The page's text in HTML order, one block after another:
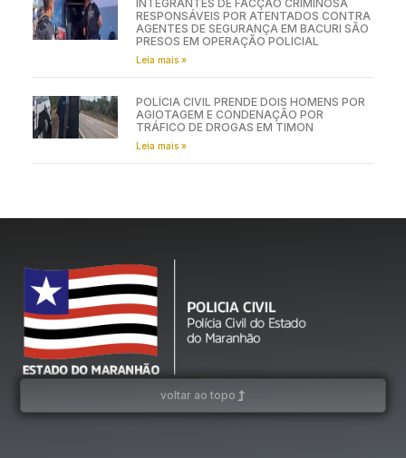
INTEGRANTES DE FACÇÃO CRIMINOSA
RESPONSÁVEIS POR ATENTADOS CONTRA
AGENTES DE SEGURANÇA EM BACURI SÃO
PRESOS EM OPERAÇÃO POLICIAL
Leia mais »
POLÍCIA CIVIL PRENDE DOIS HOMENS POR
AGIOTAGEM E CONDENAÇÃO POR
TRÁFICO DE DROGAS EM TIMON
Leia mais »
voltar ao topo